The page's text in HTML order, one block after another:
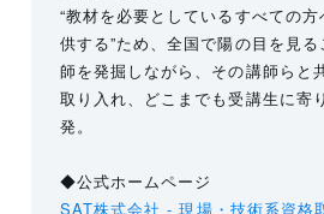
“教材を必要としているすべての
供する”ため、全国で陽の目を見
師を発掘しながら、その講師らと
取り入れ、どこまでも受講生に寄
発。
◆公式ホームページ
SAT株式会社 - 現場・技術系資格